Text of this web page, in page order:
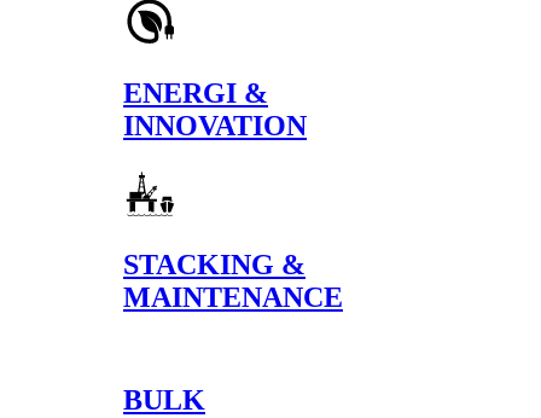
ENERGI &
INNOVATION
STACKING &
MAINTENANCE
BULK